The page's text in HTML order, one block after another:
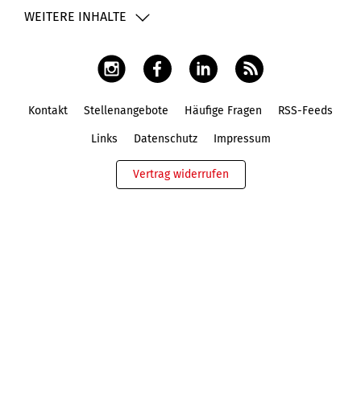
WEITERE INHALTE
Kontakt Stellenangebote Häufige Fragen RSS-Feeds
Links Datenschutz Impressum
Vertrag widerrufen